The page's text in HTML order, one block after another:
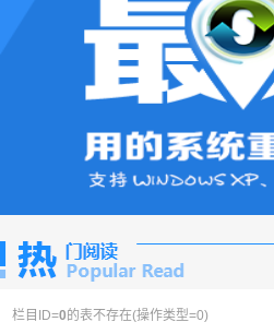
栏目ID=0的表不存在(操作类型=0)